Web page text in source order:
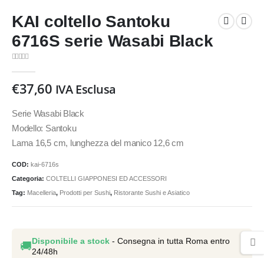
KAI coltello Santoku
6716S serie Wasabi Black
€37,60 IVA Esclusa
Serie Wasabi Black
Modello: Santoku
Lama 16,5 cm, lunghezza del manico 12,6 cm
COD: kai-6716s
Categoria: COLTELLI GIAPPONESI ED ACCESSORI
Tag: Macelleria, Prodotti per Sushi, Ristorante Sushi e Asiatico
🚚Disponibile a stock - Consegna in tutta Roma entro
24/48h